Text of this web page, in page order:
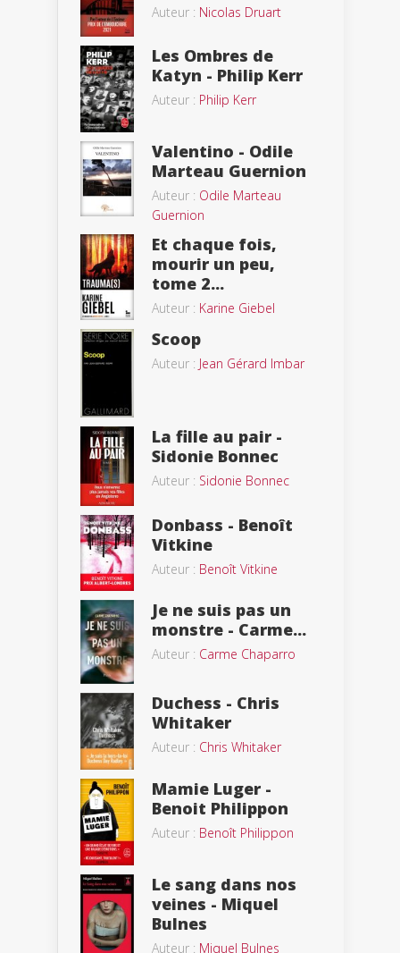
Auteur : Nicolas Druart
Les Ombres de
Katyn - Philip Kerr
Auteur : Philip Kerr
Valentino - Odile
Marteau Guernion
Auteur : Odile Marteau
Guernion
Et chaque fois,
mourir un peu,
tome 2...
Auteur : Karine Giebel
Scoop
Auteur : Jean Gérard Imbar
La fille au pair -
Sidonie Bonnec
Auteur : Sidonie Bonnec
Donbass - Benoît
Vitkine
Auteur : Benoît Vitkine
Je ne suis pas un
monstre - Carme...
Auteur : Carme Chaparro
Duchess - Chris
Whitaker
Auteur : Chris Whitaker
Mamie Luger -
Benoit Philippon
Auteur : Benoît Philippon
Le sang dans nos
veines - Miquel
Bulnes
Auteur : Miquel Bulnes